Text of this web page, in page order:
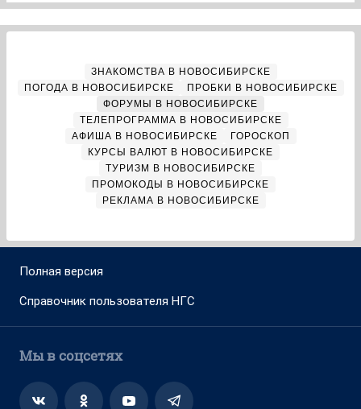
ЗНАКОМСТВА В НОВОСИБИРСКЕ
ПОГОДА В НОВОСИБИРСКЕ
ПРОБКИ В НОВОСИБИРСКЕ
ФОРУМЫ В НОВОСИБИРСКЕ
ТЕЛЕПРОГРАММА В НОВОСИБИРСКЕ
АФИША В НОВОСИБИРСКЕ
ГОРОСКОП
КУРСЫ ВАЛЮТ В НОВОСИБИРСКЕ
ТУРИЗМ В НОВОСИБИРСКЕ
ПРОМОКОДЫ В НОВОСИБИРСКЕ
РЕКЛАМА В НОВОСИБИРСКЕ
Полная версия
Справочник пользователя НГС
Мы в соцсетях